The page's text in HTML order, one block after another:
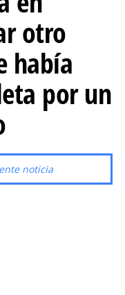
otro
había
por un
noticia